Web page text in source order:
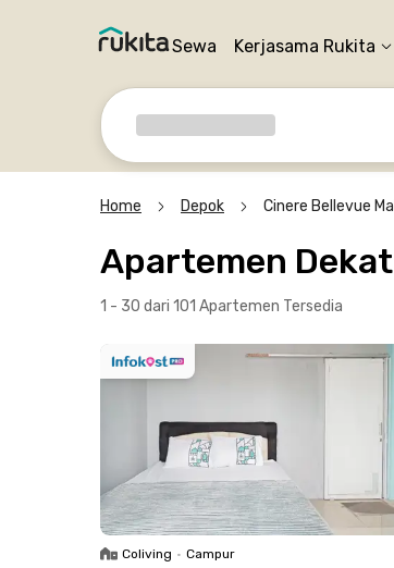
Sewa Kerjasama Rukita
Home Depok Cinere Bellevue Mall
Apartemen
1 - 30 dari 101 Apartemen Tersedia
Coliving • Campur